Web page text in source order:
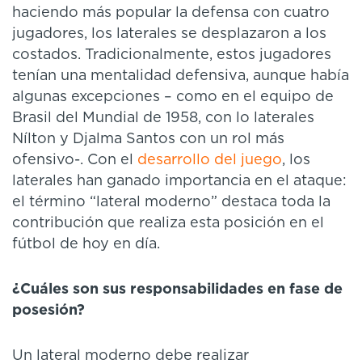
haciendo más popular la defensa con cuatro
jugadores, los laterales se desplazaron a los
costados. Tradicionalmente, estos jugadores
tenían una mentalidad defensiva, aunque había
algunas excepciones – como en el equipo de
Brasil del Mundial de 1958, con lo laterales
Nílton y Djalma Santos con un rol más
ofensivo-. Con el desarrollo del juego, los
laterales han ganado importancia en el ataque:
el término “lateral moderno” destaca toda la
contribución que realiza esta posición en el
fútbol de hoy en día.
¿Cuáles son sus responsabilidades en fase de
posesión?
Un lateral moderno debe realizar